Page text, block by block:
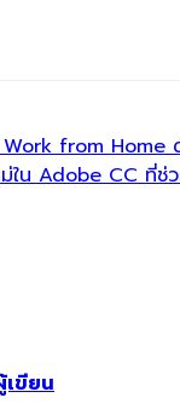
Work from
ใน Adobe CC ที่ช่
เขียน